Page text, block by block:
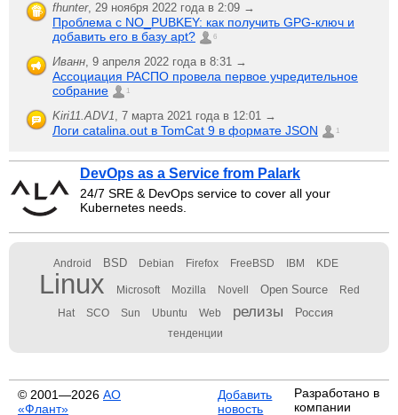
fhunter, 29 ноября 2022 года в 2:09 →
Проблема с NO_PUBKEY: как получить GPG-ключ и
добавить его в базу apt?
6
Иванн, 9 апреля 2022 года в 8:31 →
Ассоциация РАСПО провела первое учредительное
собрание
1
Kiri11.ADV1, 7 марта 2021 года в 12:01 →
Логи catalina.out в TomCat 9 в формате JSON 1
DevOps as a Service from Palark
24/7 SRE & DevOps service to cover all your
Kubernetes needs.
Android BSD Debian Firefox FreeBSD IBM KDE
Linux Microsoft Mozilla Novell Open Source Red
Hat SCO Sun Ubuntu Web релизы Россия
тенденции
© 2001—2026 АО
«Флант»
Добавить
новость
Разработано в
компании